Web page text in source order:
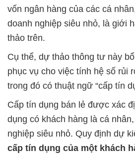
vốn ngân hàng của các cá
doanh nghiệp siêu nhỏ, là giới
thảo trên.
Cụ thể, dự thảo thông tư này
phục vụ cho việc tính hệ số rủi
trong đó có thuật ngữ “cấp tín
Cấp tín dụng bán lẻ được xác
dụng có khách hàng là cá
nghiệp siêu nhỏ. Quy định dự
cấp tín dụng của một khách